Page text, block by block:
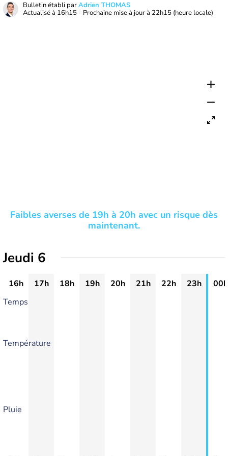
Bulletin établi parAdrien THOMAS
Actualisé à 16h15 - Prochaine mise à jour à 22h15 (heure locale)
Faibles averses de 19h à 20h avec un risque dès
maintenant.
Jeudi 6
16h 17h 18h 19h 20h 21h 22h 23h
00h
Temps
Température
Pluie